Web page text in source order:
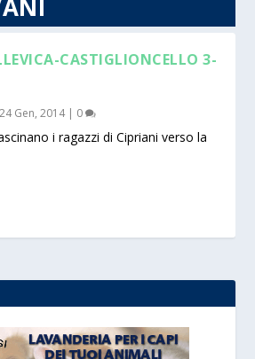
CASTIGLIONCELLO 3-
24 Gen, 2014| 0
i ragazzi di Cipriani verso la